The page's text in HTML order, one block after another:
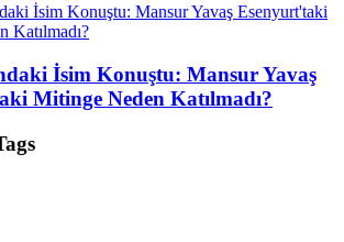
İsim Konuştu: Mansur Yavaş
Mitinge Neden Katılmadı?